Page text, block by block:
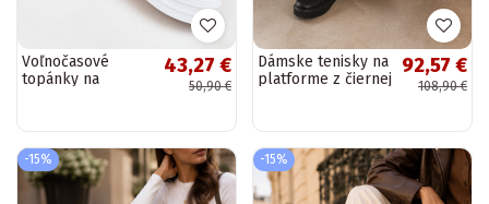
Voľnočasové
topánky na
43,27 €
50,90 €
Dámske tenisky na
platforme z čiernej
92,57 €
108,90 €
-15% -15%